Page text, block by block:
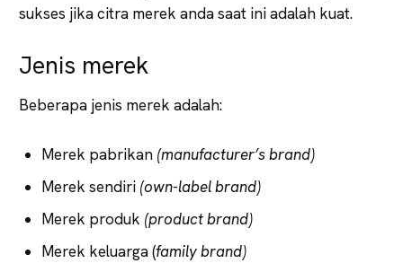
sukses jika citra merek anda saat ini adalah kuat.
Jenis merek
Beberapa jenis merek adalah:
Merek pabrikan (manufacturer’s brand)
Merek sendiri (own-label brand)
Merek produk (product brand)
Merek keluarga (family brand)